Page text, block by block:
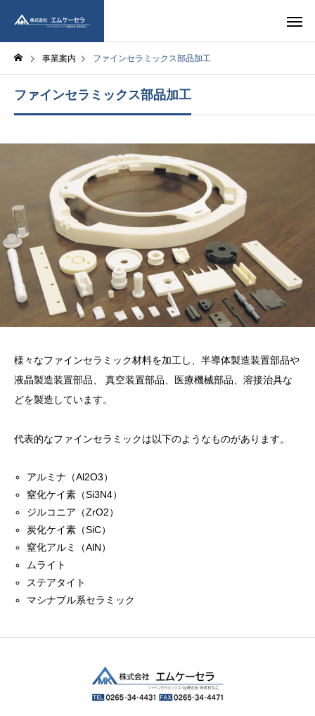
事業案内 ファインセラミックス部品加工
ファインセラミックス部品加工
様々なファインセラミック材料を加工し、半導体製造装置部品や
液晶製造装置部品、 真空装置部品、医療機械部品、溶接治具な
どを製造しています。
代表的なファインセラミックは以下のようなものがあります。
アルミナ（Al2O3）
窒化ケイ素（Si3N4）
ジルコニア（ZrO2）
炭化ケイ素（SiC）
窒化アルミ（AlN）
ムライト
ステアタイト
マシナブル系セラミック